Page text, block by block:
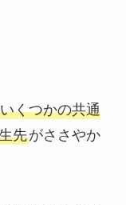
いくつかの共通
先がささやか